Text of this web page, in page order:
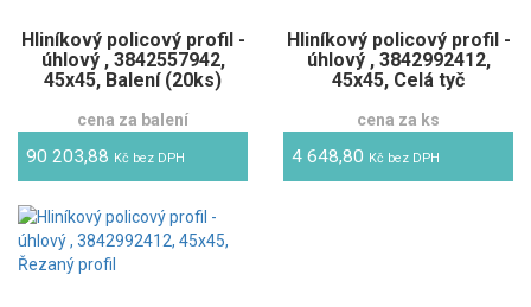
Hliníkový policový profil -
úhlový , 3842557942,
45x45, Balení (20ks)
cena za balení
90 203,88 Kč bez DPH
Hliníkový policový profil -
úhlový , 3842992412,
45x45, Celá tyč
cena za ks
4 648,80 Kč bez DPH